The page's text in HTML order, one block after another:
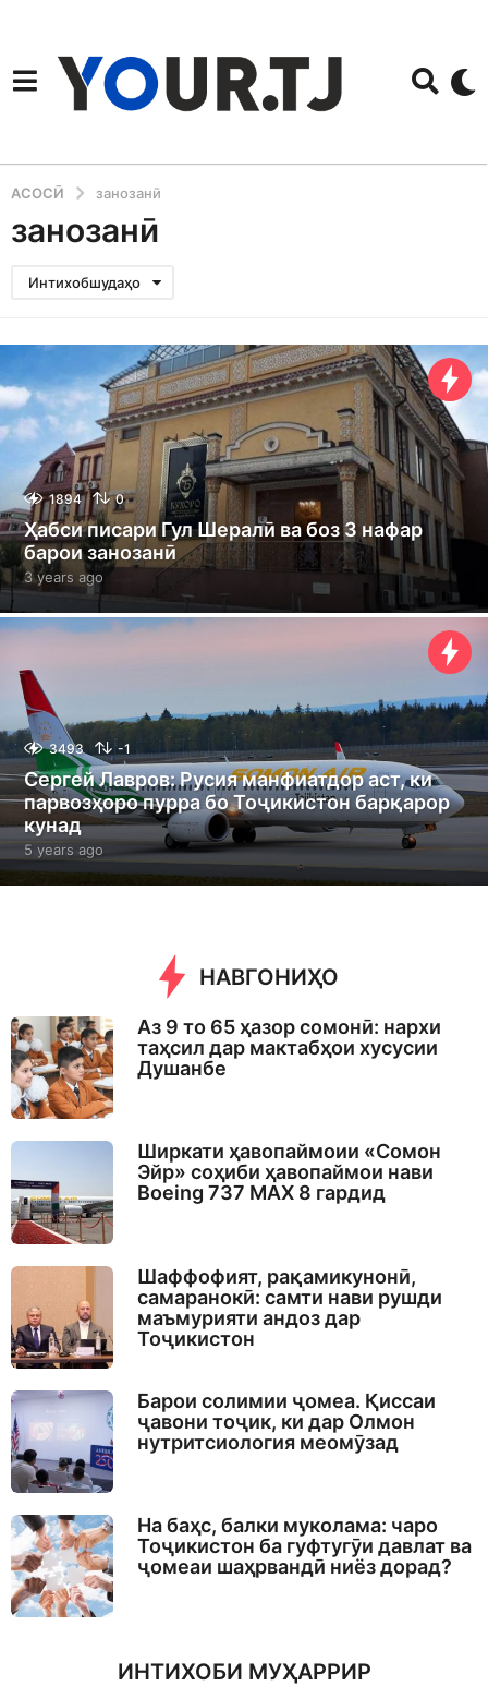
АСОСӢ занозанӣ
занозанӣ
Интихобшудаҳо
1894 0
Ҳабси писари Гул Шералӣ ва боз 3 нафар
барои занозанӣ
3 years ago
y
e
g
o
3493 -1
Сергей Лавров: Русия манфиатдор аст, ки
парвозҳоро пурра бо Тоҷикистон барқарор
кунад
5 years ago
y
e
o
НАВГОНИҲО
Аз 9 то 65 ҳазор сомонӣ: нархи
таҳсил дар мактабҳои хусусии
Душанбе
Ширкати ҳавопаймоии «Сомон
Эйр» соҳиби ҳавопаймои нави
Boeing 737 MAX 8 гардид
Шаффофият, рақамикунонӣ,
самаранокӣ: самти нави рушди
маъмурияти андоз дар
Тоҷикистон
Барои солимии ҷомеа. Қиссаи
ҷавони тоҷик, ки дар Олмон
нутритсиология меомӯзад
На баҳс, балки муколама: чаро
Тоҷикистон ба гуфтугӯи давлат ва
ҷомеаи шаҳрвандӣ ниёз дорад?
ИНТИХОБИ МУҲАРРИР